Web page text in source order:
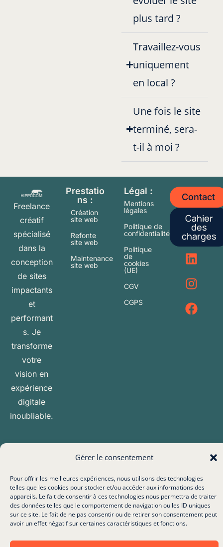
Gérer le consentement
Pour offrir les meilleures expériences, nous utilisons des technologies
telles que les cookies pour stocker et/ou accéder aux informations des
appareils. Le fait de consentir à ces technologies nous permettra de traiter
des données telles que le comportement de navigation ou les ID uniques
sur ce site. Le fait de ne pas consentir ou de retirer son consentement peut
avoir un effet négatif sur certaines caractéristiques et fonctions.
plus tard ?
Travaillez-vous
uniquement
en local ?
Une fois le site
terminé, sera-
t-il à moi ?
Freelance
créatif
spécialisé
dans la
conception
de sites
impactants
et
performant
s. Je
transforme
votre
vision en
expérience
digitale
inoubliable.
Prestatio
ns :
Création
site web
Refonte
site web
Maintenance
site web
Légal :
Mentions
légales
Politique de
confidentialité
Politique
de
cookies
(UE)
CGV
CGPS
Contact
Cahier
des
charges
Tous droits réservés – 2026 – Hippocom